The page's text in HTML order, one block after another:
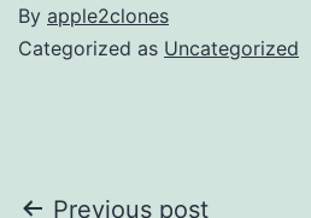
By apple2clones
Categorized as Uncategorized
Previous post